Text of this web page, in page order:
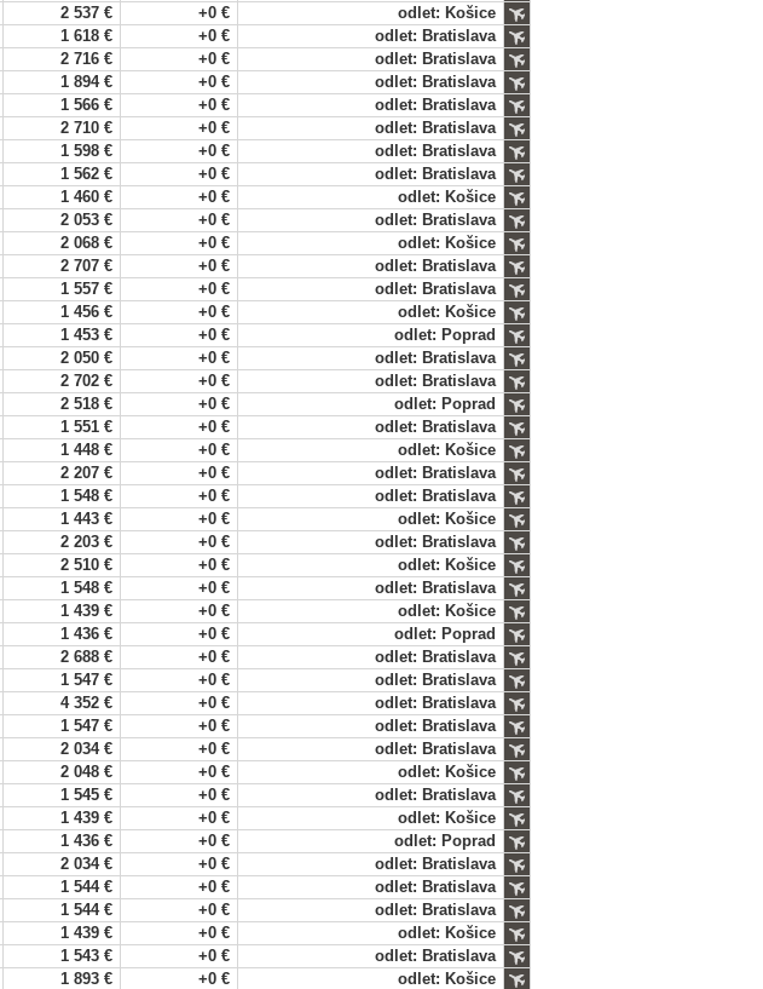
2 537 € +0 €
odlet: Košice
1 618 € +0 €
odlet: Bratislava
2 716 € +0 €
odlet: Bratislava
1 894 € +0 €
odlet: Bratislava
1 566 € +0 €
odlet: Bratislava
2 710 € +0 €
odlet: Bratislava
1 598 € +0 €
odlet: Bratislava
1 562 € +0 €
odlet: Bratislava
1 460 € +0 €
odlet: Košice
2 053 € +0 €
odlet: Bratislava
2 068 € +0 €
odlet: Košice
2 707 € +0 €
odlet: Bratislava
1 557 € +0 €
odlet: Bratislava
1 456 € +0 €
odlet: Košice
1 453 € +0 €
odlet: Poprad
2 050 € +0 €
odlet: Bratislava
2 702 € +0 €
odlet: Bratislava
2 518 € +0 €
odlet: Poprad
1 551 € +0 €
odlet: Bratislava
1 448 € +0 €
odlet: Košice
2 207 € +0 €
odlet: Bratislava
1 548 € +0 €
odlet: Bratislava
1 443 € +0 €
odlet: Košice
2 203 € +0 €
odlet: Bratislava
2 510 € +0 €
odlet: Košice
1 548 € +0 €
odlet: Bratislava
1 439 € +0 €
odlet: Košice
1 436 € +0 €
odlet: Poprad
2 688 € +0 €
odlet: Bratislava
1 547 € +0 €
odlet: Bratislava
4 352 € +0 €
odlet: Bratislava
1 547 € +0 €
odlet: Bratislava
2 034 € +0 €
odlet: Bratislava
2 048 € +0 €
odlet: Košice
1 545 € +0 €
odlet: Bratislava
1 439 € +0 €
odlet: Košice
1 436 € +0 €
odlet: Poprad
2 034 € +0 €
odlet: Bratislava
1 544 € +0 €
odlet: Bratislava
1 544 € +0 €
odlet: Bratislava
1 439 € +0 €
odlet: Košice
1 543 € +0 €
odlet: Bratislava
1 893 € +0 €
odlet: Košice